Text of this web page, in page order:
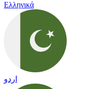
Ελληνικά
اردو